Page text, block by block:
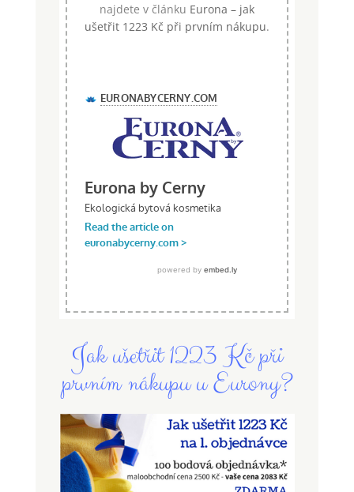
najdete v článku Eurona – jak
ušetřit 1223 Kč při prvním nákupu.
Jak ušetřit 1223 Kč při
prvním nákupu u Eurony?